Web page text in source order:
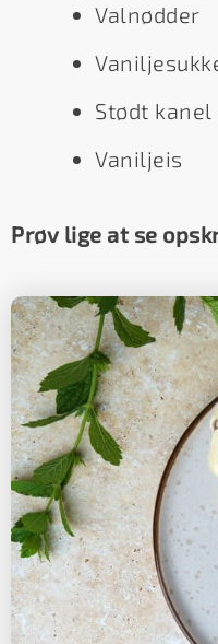
Valnødder
Stødt kanel
Vaniljeis
Prøv lige at se